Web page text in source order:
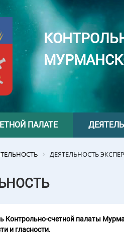
ПАЛАТЕ
ДЕЯТЕЛЬНОСТЬ
Контрольно-счетной палаты
и гласности.